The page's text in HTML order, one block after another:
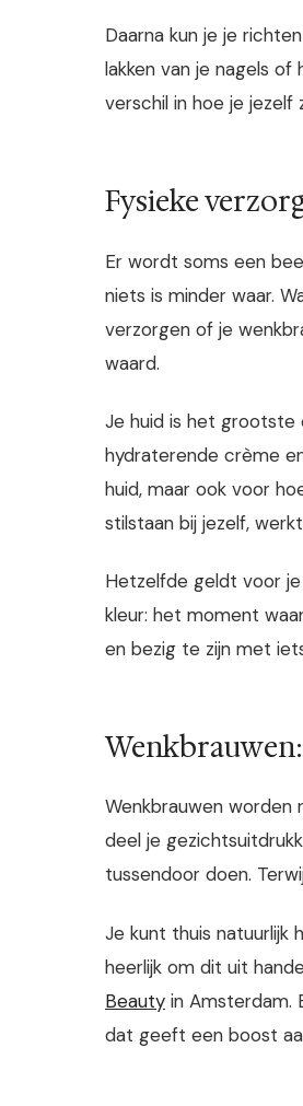
Daarna kun je je
lakken van je nagels
verschil in hoe je jezelf
Fysieke
Er wordt soms een
niets is minder waar.
verzorgen of je
waard.
Je huid is het grootste
hydraterende crème
huid, maar ook voor
stilstaan bij jezelf,
Hetzelfde geldt voor
kleur: het moment
en bezig te zijn met
Wenkbrauwen
deel je
tussendoor doen.
Je kunt thuis
heerlijk om dit uit
Beauty in Amsterdam.
dat geeft een boost